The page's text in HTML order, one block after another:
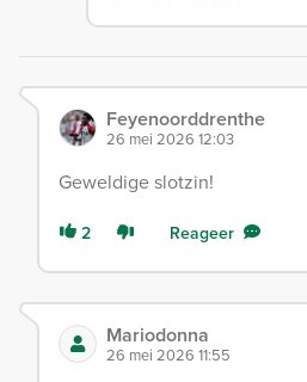
Feyenoorddrenthe
26 mei 2026 12:03
Geweldige slotzin!
2 Reageer
Mariodonna
26 mei 2026 11:55